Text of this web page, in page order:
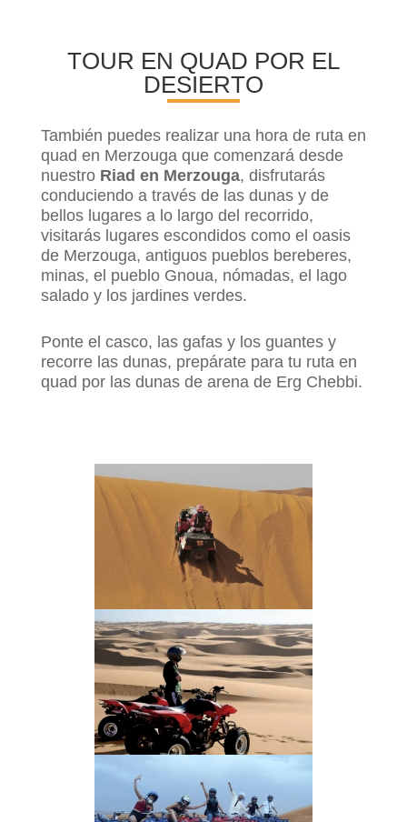
TOUR EN QUAD POR EL
DESIERTO
También puedes realizar una hora de ruta en
quad en Merzouga que comenzará desde
nuestro Riad en Merzouga, disfrutarás
conduciendo a través de las dunas y de
bellos lugares a lo largo del recorrido,
visitarás lugares escondidos como el oasis
de Merzouga, antiguos pueblos bereberes,
minas, el pueblo Gnoua, nómadas, el lago
salado y los jardines verdes.
Ponte el casco, las gafas y los guantes y
recorre las dunas, prepárate para tu ruta en
quad por las dunas de arena de Erg Chebbi.